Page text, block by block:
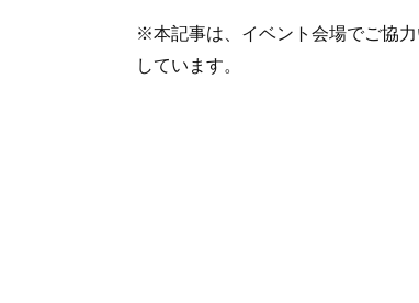
※本記事は、イベント会場でご協
しています。